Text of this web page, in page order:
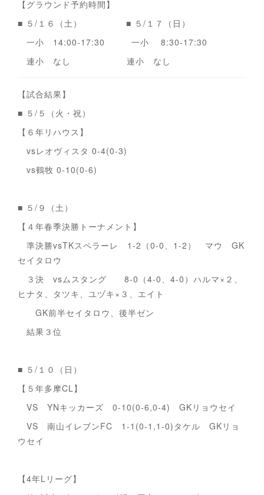
【グラウンド予約時間】
■ ５/１６（土） ■ ５/１７（日）
一小 14:00-17:30 一小 8:30-17:30
連小 なし 連小 なし
【試合結果】
■ ５/５（火・祝）
【６年リハウス】
vsレオヴィスタ 0-4(0-3)
vs鶴牧 0-10(0-6)
■ ５/９（土）
【４年春季決勝トーナメント】
準決勝vsTKスペラーレ 1-2（0-0、1-2） マウ GK
セイタロウ
３決 vsムスタング 8-0（4-0、4-0）ハルマ×２、
ヒナタ、タツキ、ユヅキ×３、エイト
GK前半セイタロウ、後半ゼン
結果３位
■ ５/１０（日）
【５年多摩CL】
VS YNキッカーズ 0-10(0-6,0-4) GKリョウセイ
VS 南山イレブンFC 1-1(0-1,1-0)タケル GKリョ
ウセイ
【4年Lリーグ】